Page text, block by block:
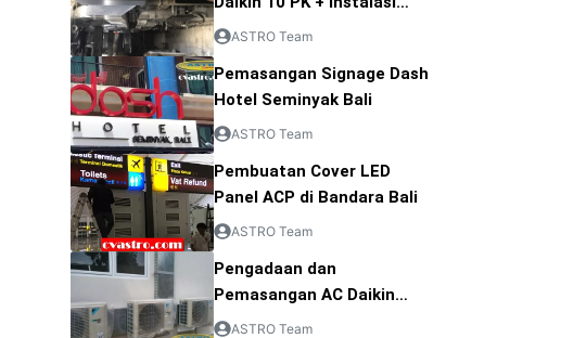
Ducting AC
ASTRO Team
Pemasangan Signage Dash
Hotel Seminyak Bali
ASTRO Team
Pembuatan Cover LED
Panel ACP di Bandara Bali
ASTRO Team
Pengadaan dan
Pemasangan AC Daikin
Pangkalpinang
ASTRO Team